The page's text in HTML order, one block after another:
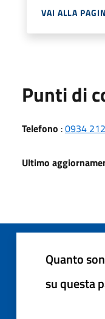
VAI ALLA
Punti di
Telefono :0934
Ultimo
Quanto
su questa